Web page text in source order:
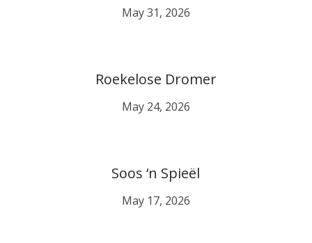
May 31, 2026
Roekelose Dromer
May 24, 2026
Soos ‘n Spieël
May 17, 2026